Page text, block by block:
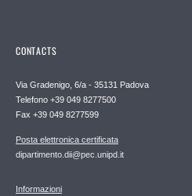
CONTACTS
Via Gradenigo, 6/a - 35131 Padova
Telefono +39 049 8277500
Fax +39 049 8277599
Posta elettronica certificata
dipartimento.dii@pec.unipd.it
Informazioni